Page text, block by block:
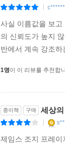
사실 이름값을 보
의 신뢰도가 높지
반에서 계속 강조
1명이 이 리뷰를 추천합
종이책 구매 세상의
제임스 조지 프레